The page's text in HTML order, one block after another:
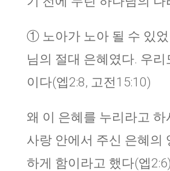
① 노아가 노아 될 수 있
님의 절대 은혜였다. 우리
이다(엡2:8, 고전15:10)
왜 이 은혜를 누리라고 하
사랑 안에서 주신 은혜의
하게 함이라고 했다(엡2:6)